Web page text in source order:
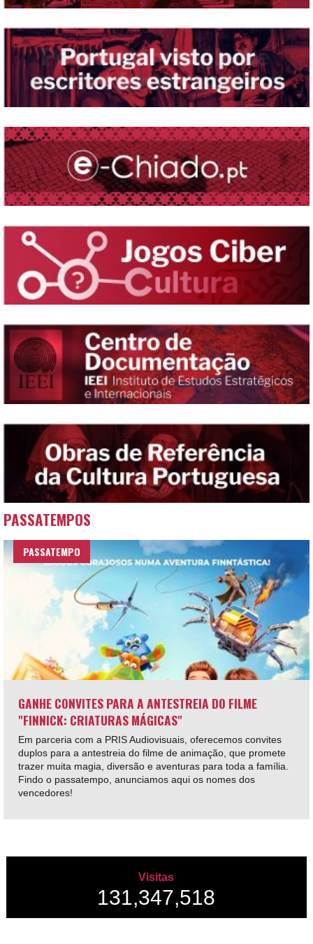
PASSATEMPOS
PASSATEMPO
GANHE CONVITES PARA A ANTESTREIA DO FILME
"FINNICK: CRIATURAS MÁGICAS"
Em parceria com a PRIS Audiovisuais, oferecemos convites
duplos para a antestreia do filme de animação, que promete
trazer muita magia, diversão e aventuras para toda a família.
Findo o passatempo, anunciamos aqui os nomes dos
vencedores!
Visitas
131,347,518